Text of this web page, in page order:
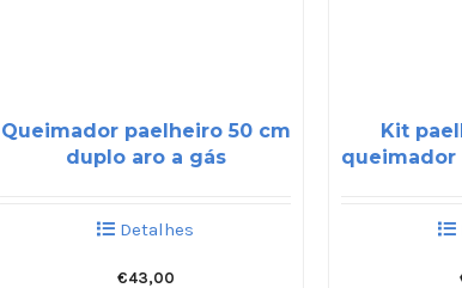
Queimador paelheiro 50 cm
duplo aro a gás
Detalhes
€43,00
Kit
queimador